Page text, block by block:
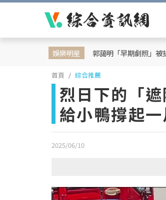
娛樂明星 郭藹明「早期劇照」被
首頁 綜合推薦
烈日下的「
給小鴨撐起
2025/06/10